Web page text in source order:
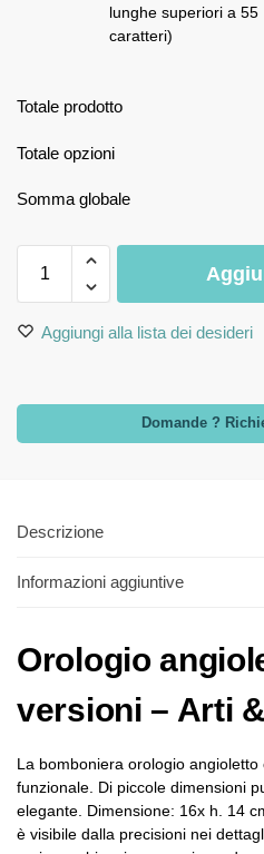
lunghe superiori a 55
caratteri)
Totale prodotto
Totale opzioni
Somma globale
Aggiungi alla lista dei desideri
Domande ?
Descrizione
Informazioni aggiuntive
Orologio
versioni – Arti
La bomboniera orologio
funzionale. Di piccole dimensioni
elegante. Dimensione: 16x h. 14
è visibile dalla precisioni nei